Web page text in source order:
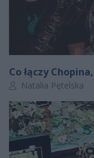
Co łączy
Autor artykułu:
Natalia Pętelska